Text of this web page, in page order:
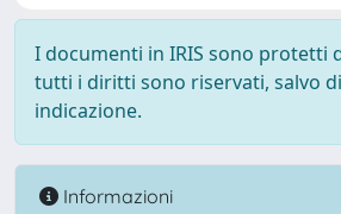
I documenti in IRIS sono protetti
tutti i diritti sono riservati, salvo
indicazione.
Informazioni